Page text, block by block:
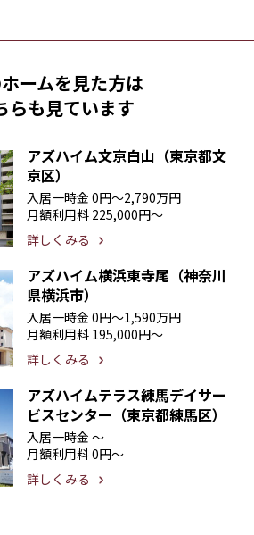
ームを見た方は
らも見ています
アズハイム文京白山（東京都文
京区）
入居一時金 0円〜2,790万円
月額利用料 225,000円〜
詳しくみる
アズハイム横浜東寺尾（神奈川
県横浜市）
入居一時金 0円〜1,590万円
月額利用料 195,000円〜
詳しくみる
アズハイムテラス練馬デイサー
ビスセンター（東京都練馬区）
入居一時金 〜
月額利用料0円〜
詳しくみる